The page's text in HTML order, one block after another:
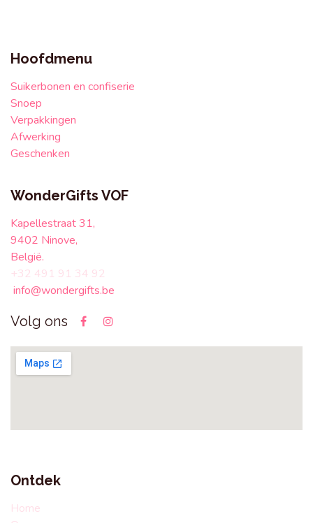
Hoofdmenu
Suikerbonen en confiserie
Snoep
Verpakkingen
Afwerking
Geschenken
WonderGifts VOF
Kapellestraat 31,
9402 Ninove,
België.
+32 491 91 34 92
info@wondergifts.be
Volg ons
Ontdek
Home